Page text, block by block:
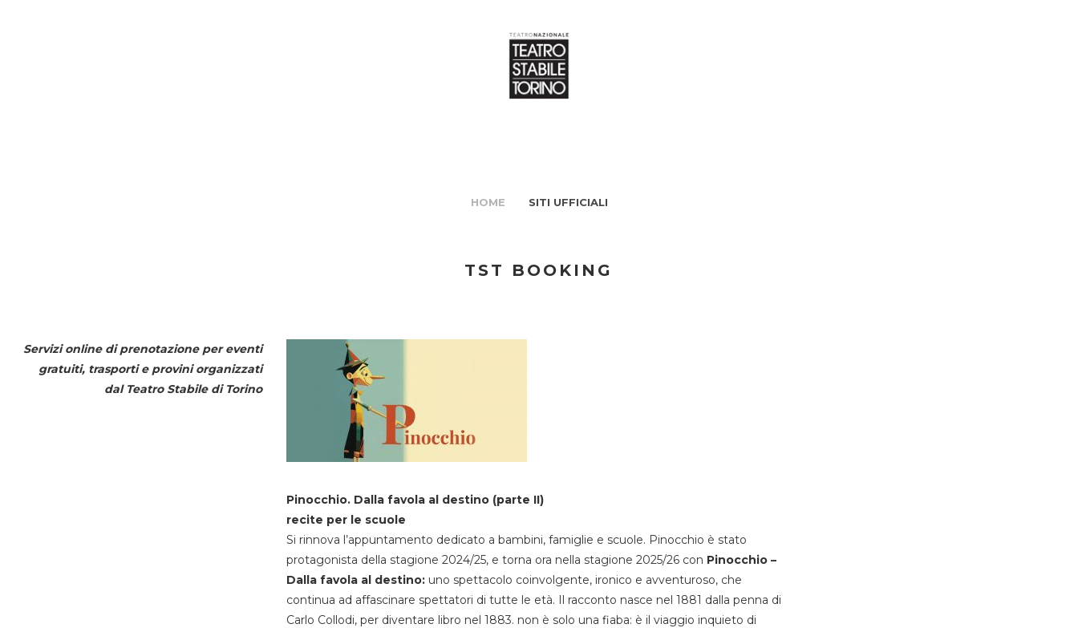
HOME SITI UFFICIALI
TST BOOKING
Servizi online di prenotazione per eventi
gratuiti, trasporti e provini organizzati
dal Teatro Stabile di Torino
Pinocchio. Dalla favola al destino (parte II)
recite per le scuole
Si rinnova l’appuntamento dedicato a bambini, famiglie e scuole. Pinocchio è stato
protagonista della stagione 2024/25, e torna ora nella stagione 2025/26 con Pinocchio –
Dalla favola al destino:uno spettacolo coinvolgente, ironico e avventuroso, che
continua ad affascinare spettatori di tutte le età. Il racconto nasce nel 1881 dalla penna di
Carlo Collodi, per diventare libro nel 1883. non è solo una fiaba: è il viaggio inquieto di